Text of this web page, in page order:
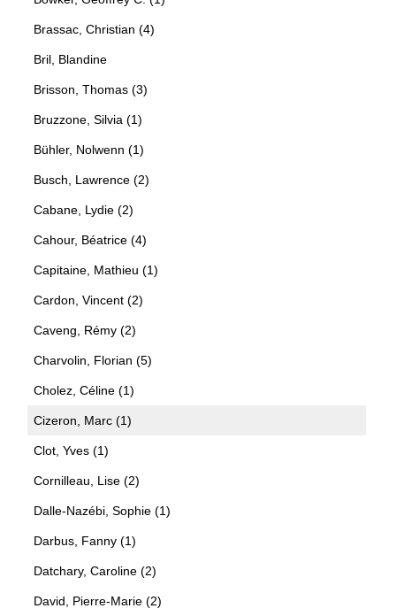
Brassac, Christian (4)
Bril, Blandine
Brisson, Thomas (3)
Bruzzone, Silvia (1)
Bühler, Nolwenn (1)
Busch, Lawrence (2)
Cabane, Lydie (2)
Cahour, Béatrice (4)
Capitaine, Mathieu (1)
Cardon, Vincent (2)
Caveng, Rémy (2)
Charvolin, Florian (5)
Cholez, Céline (1)
Cizeron, Marc (1)
Clot, Yves (1)
Cornilleau, Lise (2)
Dalle-Nazébi, Sophie (1)
Darbus, Fanny (1)
Datchary, Caroline (2)
David, Pierre-Marie (2)